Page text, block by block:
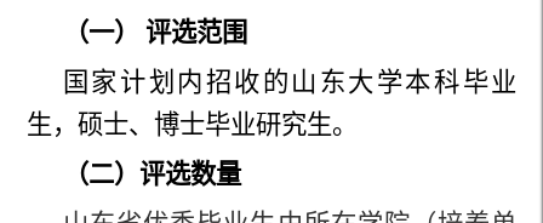
（一） 评选范围
国家计划内招收的山东大学本科毕业
生，硕士、博士毕业研究生。
（二）评选数量